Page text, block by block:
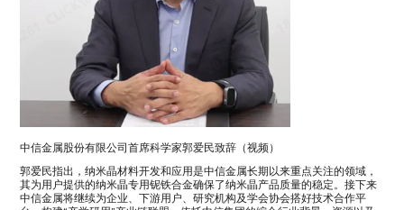
中信金属股份有限公司首席科学家郭爱民致辞（视频）
郭爱民指出，纳米晶材料开发和应用是中信金属长期以来重点关注的领域，
其为用户提供的纳米晶专用铌铁合金确保了纳米晶产品质量的稳定。接下来
中信金属将继续为企业、下游用户、研究机构及学会协会搭好技术合作平